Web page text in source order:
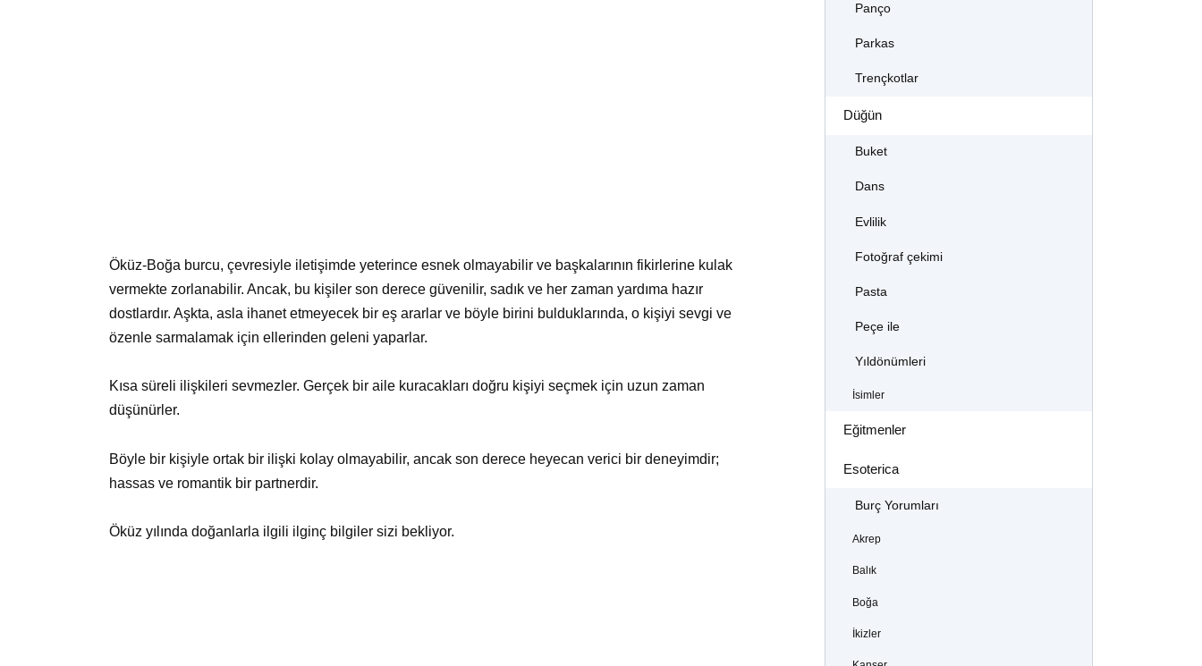
Öküz-Boğa burcu, çevresiyle iletişimde yeterince esnek olmayabilir ve başkalarının fikirlerine kulak
vermekte zorlanabilir. Ancak, bu kişiler son derece güvenilir, sadık ve her zaman yardıma hazır
dostlardır. Aşkta, asla ihanet etmeyecek bir eş ararlar ve böyle birini bulduklarında, o kişiyi sevgi ve
özenle sarmalamak için ellerinden geleni yaparlar.
Kısa süreli ilişkileri sevmezler. Gerçek bir aile kuracakları doğru kişiyi seçmek için uzun zaman
düşünürler.
Böyle bir kişiyle ortak bir ilişki kolay olmayabilir, ancak son derece heyecan verici bir deneyimdir;
hassas ve romantik bir partnerdir.
Öküz yılında doğanlarla ilgili ilginç bilgiler sizi bekliyor.
Panço
Parkas
Trençkotlar
Düğün
Buket
Dans
Evlilik
Fotoğraf çekimi
Pasta
Peçe ile
Yıldönümleri
İsimler
Eğitmenler
Esoterica
Burç Yorumları
Akrep
Balık
Boğa
İkizler